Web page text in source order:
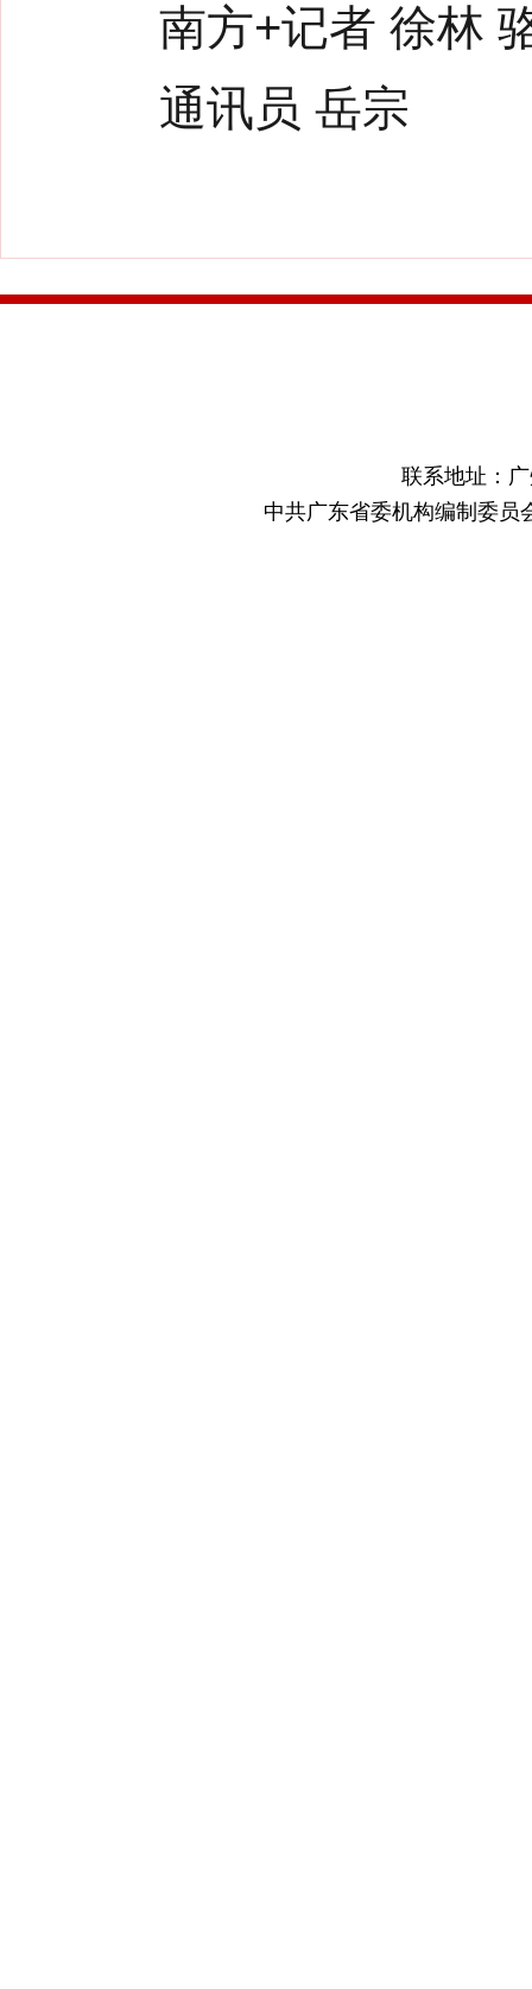
南方+记者 徐林
通讯员 岳宗
联系地址：
中共广东省委机构编制委